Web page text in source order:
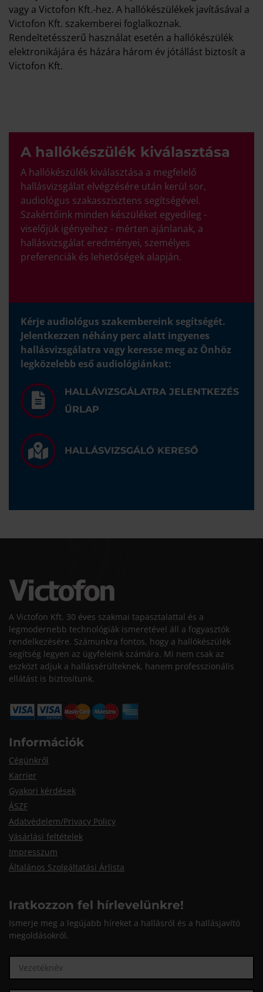
vagy a Victofon Kft.-hez. A hallókészülékek javításával a
Victofon Kft. szakemberei foglalkoznak.
Rendeltetésszerű használat esetén a hallókészülék
elektronikájára és házára három év jótállást biztosít a
Victofon Kft.
A hallókészülék kiválasztása
A hallókészülék kiválasztása a megfelelő
hallásvizsgálat elvégzésére után kerül sor,
audiológus szakasszisztens segítségével.
Szakértőink minden készüléket egyedileg -
viselőjük igényeihez - mérten ajánlanak, a
hallásvizsgálat eredményei, személyes
preferenciák és lehetőségek alapján.
Kérje audiológus szakembereink segítségét.
Jelentkezzen néhány perc alatt ingyenes
hallásvizsgálatra vagy keresse meg az Önhöz
legközelebb eső audiológiánkat:
HALLÁVIZSGÁLATRA JELENTKEZÉS
ŰRLAP
HALLÁSVIZSGÁLÓ KERESŐ
A Victofon Kft. 30 éves szakmai tapasztalattal és a
legmodernebb technológiák ismeretével áll a fogyasztók
rendelkezésére. Számunkra fontos, hogy a hallókészülék
segítség legyen az ügyfeleink számára. Mi nem csak az
eszközt adjuk a hallássérülteknek, hanem professzionális
ellátást is biztosítunk.
Információk
Cégünkről
Karrier
Gyakori kérdések
ÁSZF
Adatvédelem/Privacy Policy
Vásárlási feltételek
Impresszum
Általános Szolgáltatási Árlista
Iratkozzon fel hírlevelünkre!
Ismerje meg a legújabb híreket a hallásról és a hallásjavító
megoldásokról.